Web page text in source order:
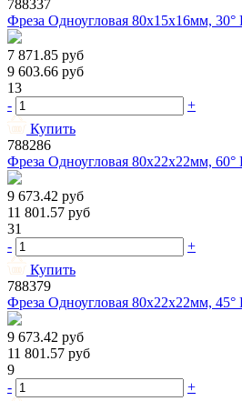
788337
Фреза Одноугловая 80х15х16мм,
7 871.85 руб
9 603.66 руб
13
-
+
Купить
788286
Фреза Одноугловая 80х22х22мм,
9 673.42 руб
11 801.57 руб
31
-
+
Купить
788379
Фреза Одноугловая 80х22х22мм,
9 673.42 руб
11 801.57 руб
9
-
+